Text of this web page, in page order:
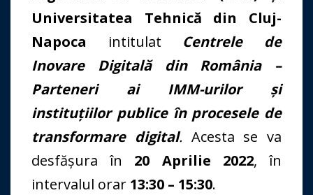
Universitatea Tehnică din Cluj-
Napoca intitulat
Centrele de
Inovare Digitală din România –
Parteneri ai IMM-urilor și
instituțiilor publice în procesele de
transformare digital. Acesta se va
desfășura în 20 Aprilie 2022, în
intervalul orar 13:30 – 15:30.